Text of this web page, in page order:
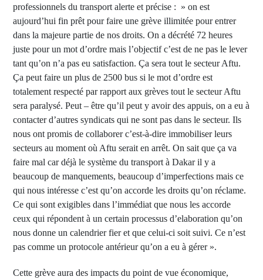
professionnels du transport alerte et précise : » on est
aujourd’hui fin prêt pour faire une grève illimitée pour entrer
dans la majeure partie de nos droits. On a décrété 72 heures
juste pour un mot d’ordre mais l’objectif c’est de ne pas le lever
tant qu’on n’a pas eu satisfaction. Ça sera tout le secteur Aftu.
Ça peut faire un plus de 2500 bus si le mot d’ordre est
totalement respecté par rapport aux grèves tout le secteur Aftu
sera paralysé. Peut – être qu’il peut y avoir des appuis, on a eu à
contacter d’autres syndicats qui ne sont pas dans le secteur. Ils
nous ont promis de collaborer c’est-à-dire immobiliser leurs
secteurs au moment où Aftu serait en arrêt. On sait que ça va
faire mal car déjà le système du transport à Dakar il y a
beaucoup de manquements, beaucoup d’imperfections mais ce
qui nous intéresse c’est qu’on accorde les droits qu’on réclame.
Ce qui sont exigibles dans l’immédiat que nous les accorde
ceux qui répondent à un certain processus d’elaboration qu’on
nous donne un calendrier fier et que celui-ci soit suivi. Ce n’est
pas comme un protocole antérieur qu’on a eu à gérer ».
Cette grève aura des impacts du point de vue économique,